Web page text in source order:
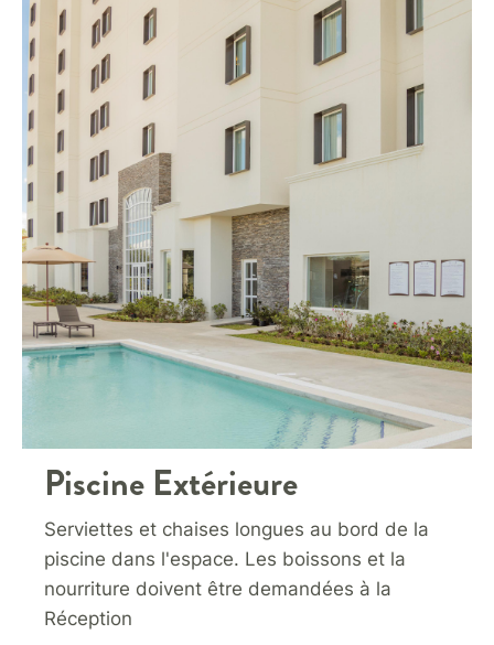
Piscine Extérieure
Serviettes et chaises longues au bord de la
piscine dans l'espace. Les boissons et la
nourriture doivent être demandées à la
Réception